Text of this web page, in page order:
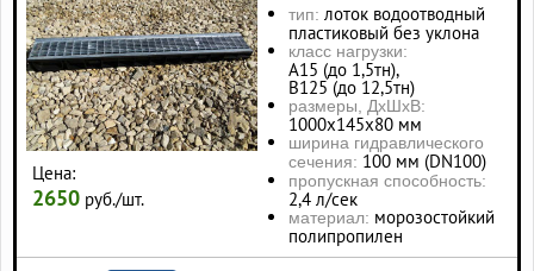
Цена:
2650 руб./шт.
тип: лоток водоотводный
пластиковый без уклона
класс нагрузки:
А15 (до 1,5тн),
В125 (до 12,5тн)
размеры, ДхШхВ:
1000х145х80 мм
ширина гидравлического
сечения: 100 мм (DN100)
пропускная способность:
2,4 л/сек
материал: морозостойкий
полипропилен